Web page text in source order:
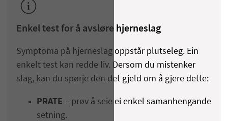
Enkel test for å avsløre hjerneslag
Symptoma på hjerneslag oppstår plutseleg. Ein
enkelt test kan redde liv. Dersom du mistenker
slag, kan du spørje den det gjeld om å gjere dette:
PRATE – prøv å seie ei enkel samanhengande
setning.